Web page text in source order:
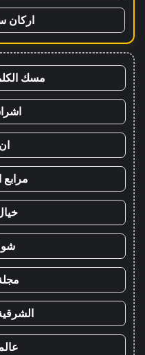
اركان
مسك
مرابع